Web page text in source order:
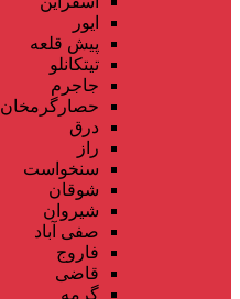
ایور
پیش قلعه
تیتکانلو
جاجرم
حصارگرمخان
درق
راز
سنخواست
شوقان
شیروان
صفی آباد
فاروج
قاضی
گرمه